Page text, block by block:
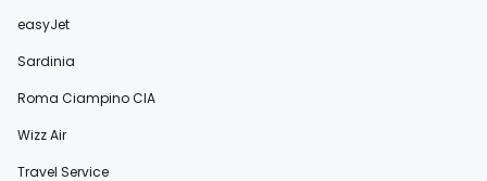
easyJet
Sardinia
Roma Ciampino CIA
Wizz Air
Travel Service